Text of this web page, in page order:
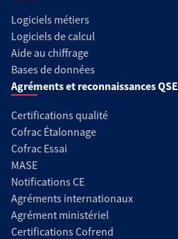
Logiciels métiers
Logiciels de calcul
Aide au chiffrage
Bases de données
Agréments et reconnaissances QSE
Certifications qualité
Cofrac Étalonnage
Cofrac Essai
MASE
Notifications CE
Agréments internationaux
Agrément ministériel
Certifications Cofrend